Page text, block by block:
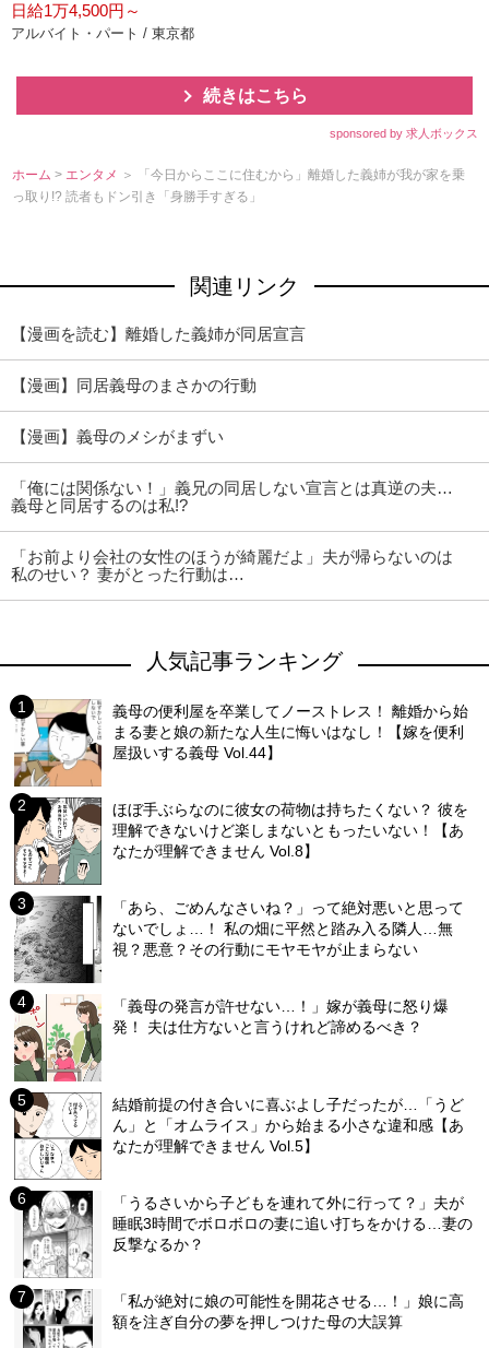
日給1万4,500円～
アルバイト・パート / 東京都
続きはこちら
sponsored by 求人ボックス
ホーム > エンタメ ＞ 「今日からここに住むから」離婚した義姉が我が家を乗
っ取り!? 読者もドン引き「身勝手すぎる」
関連リンク
【漫画を読む】離婚した義姉が同居宣言
【漫画】同居義母のまさかの行動
【漫画】義母のメシがまずい
「俺には関係ない！」義兄の同居しない宣言とは真逆の夫…
義母と同居するのは私!?
「お前より会社の女性のほうが綺麗だよ」夫が帰らないのは
私のせい？ 妻がとった行動は…
人気記事ランキング
義母の便利屋を卒業してノーストレス！ 離婚から始
まる妻と娘の新たな人生に悔いはなし！【嫁を便利
屋扱いする義母 Vol.44】
ほぼ手ぶらなのに彼女の荷物は持ちたくない？ 彼を
理解できないけど楽しまないともったいない！【あ
なたが理解できません Vol.8】
「あら、ごめんなさいね？」って絶対悪いと思って
ないでしょ…！ 私の畑に平然と踏み入る隣人…無
視？悪意？その行動にモヤモヤが止まらない
「義母の発言が許せない…！」嫁が義母に怒り爆
発！ 夫は仕方ないと言うけれど諦めるべき？
結婚前提の付き合いに喜ぶよし子だったが…「うど
ん」と「オムライス」から始まる小さな違和感【あ
なたが理解できません Vol.5】
「うるさいから子どもを連れて外に行って？」夫が
睡眠3時間でボロボロの妻に追い打ちをかける…妻の
反撃なるか？
「私が絶対に娘の可能性を開花させる…！」娘に高
額を注ぎ自分の夢を押しつけた母の大誤算